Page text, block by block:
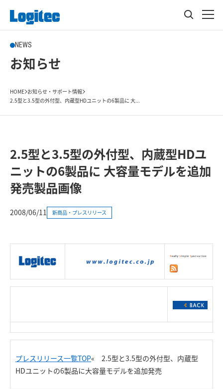
NEWS
お知らせ
HOME お知らせ・サポート情報
2.5型と3.5型の外付型、内蔵型HDユニットの6製品に 大...
2.5型と3.5型の外付型、内蔵型HDユ
ニットの6製品に 大容量モデルを追加
発売製品画像
2008/06/11 新商品・プレスリリース
プレスリリース一覧TOP« 2.5型と3.5型の外付型、内蔵型
HDユニットの6製品に大容量モデルを追加発売